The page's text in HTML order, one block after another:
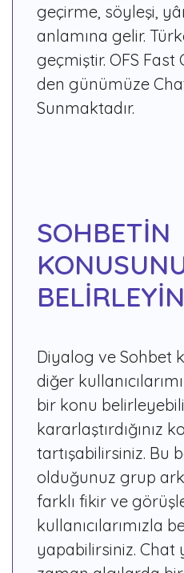
geçirme, söyleşi,
anlamına gelir.
geçmiştir. OFS Fast
den günümüze
Sunmaktadır.
SOHBETİN
BELİRLEYİN
Diyalog ve Sohbet
diğer
bir konu
kararlaştırdığınız
tartışabilirsiniz. Bu
olduğunuz grup
farklı fikir ve
kullanıcılarımızla
yapabilirsiniz. Chat